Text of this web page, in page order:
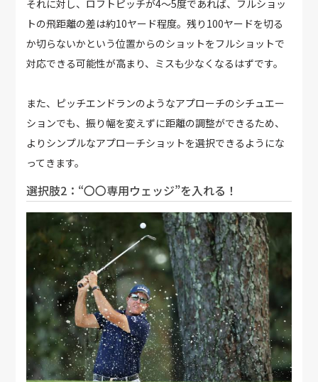
それに対し、ロフトピッチが4～5度であれば、フルショッ
トの飛距離の差は約10ヤード程度。残り100ヤードを切る
か切らないかという位置からのショットをフルショットで
対応できる可能性が高まり、ミスも少なくなるはずです。
また、ピッチエンドランのようなアプローチのシチュエー
ションでも、振り幅を変えずに距離の調整ができるため、
よりシンプルなアプローチショットを選択できるようにな
ってきます。
選択肢2：“〇〇専用ウェッジ”を入れる！